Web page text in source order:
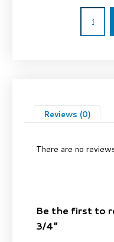
Reviews (0)
There are no
Be the first to
3/4”